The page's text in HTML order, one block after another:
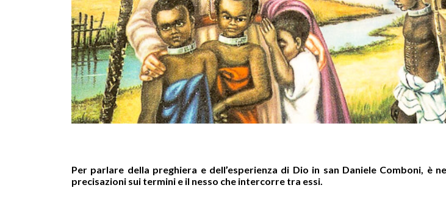
Per parlare della preghiera e dell’esperienza di Dio in san Daniele Comboni, è
precisazioni sui termini e il nesso che intercorre tra essi.